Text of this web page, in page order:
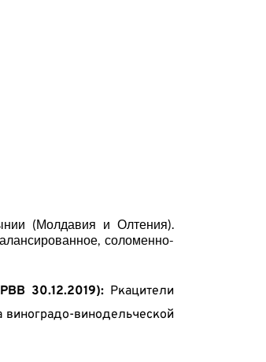
(Молдавия и Олтения).
соломенно-
30.12.2019): Ркацители
виноградо-винодельческой